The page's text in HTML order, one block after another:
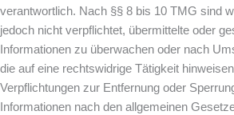
verantwortlich. Nach §§ 8 bis 10 TMG sind
jedoch nicht verpflichtet, übermittelte oder
Informationen zu überwachen oder nach
die auf eine rechtswidrige Tätigkeit
Verpflichtungen zur Entfernung oder
Informationen nach den allgemeinen